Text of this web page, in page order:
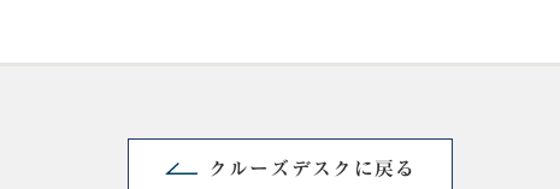
クルーズデスクに戻る